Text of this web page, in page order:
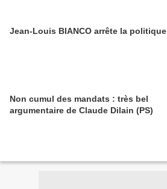
Jean-Louis BIANCO arrête la politique
Non cumul des mandats : très bel
argumentaire de Claude Dilain (PS)